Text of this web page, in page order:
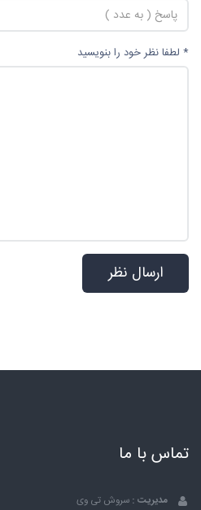
* لطفا نظر خود را بنویسید
تماس با ما
مدیریت : سروش تی وی